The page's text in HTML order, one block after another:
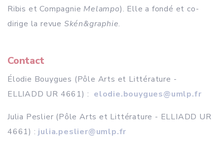
Ribis et Compagnie Melampo). Elle a fondé et co-
dirige la revue Skén&graphie.
Contact
Élodie Bouygues (Pôle Arts et Littérature -
ELLIADD UR 4661) : elodie.bouygues@umlp.fr
Julia Peslier (Pôle Arts et Littérature - ELLIADD UR
4661) : julia.peslier@umlp.fr